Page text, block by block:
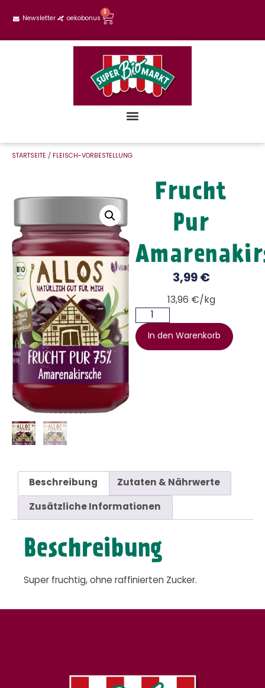
Newsletter oekobonus
0
STARTSEITE / FLEISCH-VORBESTELLUNG
Frucht
Pur
3,99 €
13,96 €/kg
In den Warenkorb
Beschreibung Zutaten & Nährwerte
Zusätzliche Informationen
Beschreibung
Super fruchtig, ohne raffinierten Zucker.